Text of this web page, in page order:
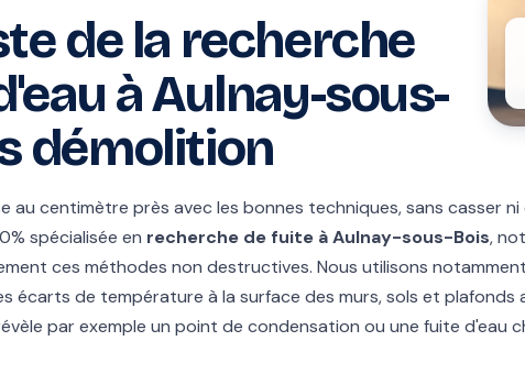
de la recherche
à Aulnay-sous-
démolition
au centimètre près avec les bonnes techniques, sans casser
spécialisée en recherche de fuite à Aulnay-sous-Bois,
ces méthodes non destructives. Nous utilisons
écarts de température à la surface des murs, sols et plafonds
par exemple un point de condensation ou une fuite d'eau